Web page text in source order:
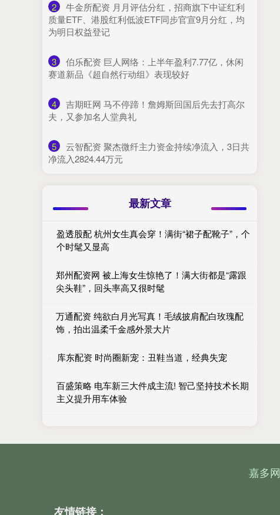
2
​牛金所配资 月月评估分红，招商旗下中证红利
质量ETF、港股红利低波ETF同步官宣9月分红，均
为明日权益登记
3
​伯乐配资 巨人网络：上半年盈利7.77亿，休闲
赛道新品《超自然行动组》表现较好
4
​吉期旺网 马不停蹄！詹姆斯回国后先去打高尔
夫，又参加名人堂典礼
5
​云智配资 聚杰微纤主力资金持续净流入，3日共
净流入2824.44万元
最新文章
盈透股配 杭州女生真会穿！满街“裙子配靴子”，个
个时髦又显高
郑州配资网 被上海女生惊艳了！满大街都是“露跟
尖头鞋”，回头率高又很时髦
万通配资 纯欲白月光写真！毛绒披肩配白玫瑰配
饰，拍出温柔千金感外景大片
库东配资 时尚圈新宠：丑鞋当道，经典失宠
百盛策略 电车新三大件成主流! 智己坚持技术长期
主义提升用车体验
嘉多网
友情链接：